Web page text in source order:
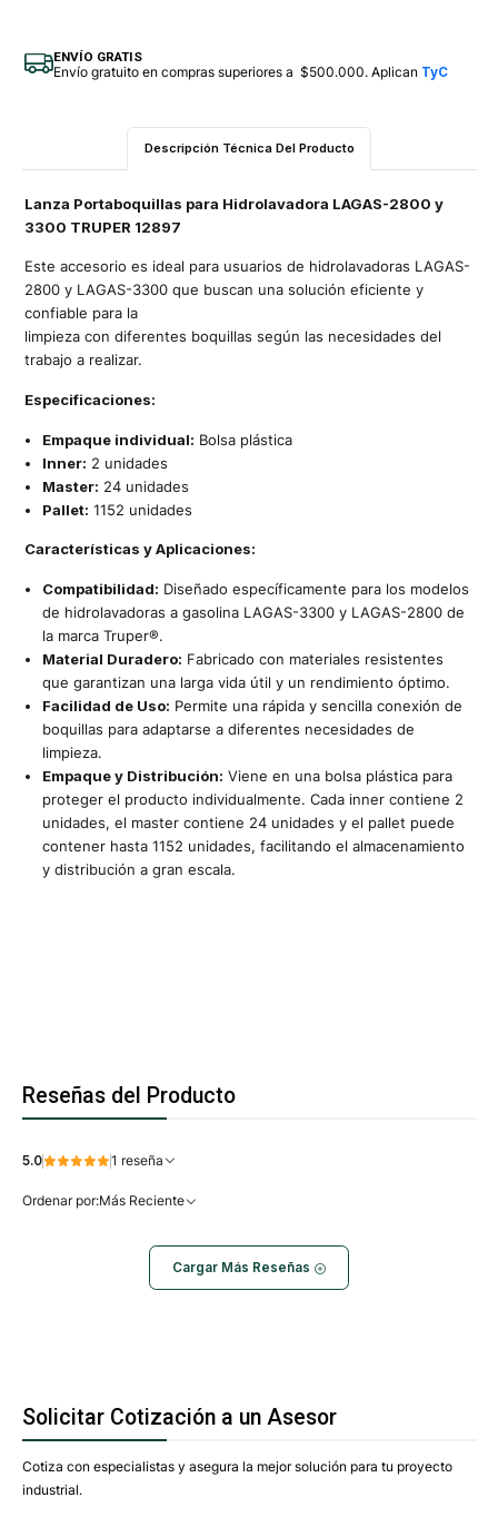
ENVÍO GRATIS
Envío gratuito en compras superiores a $500.000. Aplican TyC
Descripción Técnica Del Producto
Lanza Portaboquillas para Hidrolavadora LAGAS-2800 y
3300 TRUPER 12897
Este accesorio es ideal para usuarios de hidrolavadoras LAGAS-
2800 y LAGAS-3300 que buscan una solución eficiente y
confiable para la
limpieza con diferentes boquillas según las necesidades del
trabajo a realizar.
Especificaciones:
Empaque individual: Bolsa plástica
Inner: 2 unidades
Master: 24 unidades
Pallet: 1152 unidades
Características y Aplicaciones:
Compatibilidad: Diseñado específicamente para los modelos
de hidrolavadoras a gasolina LAGAS-3300 y LAGAS-2800 de
la marca Truper®.
Material Duradero: Fabricado con materiales resistentes
que garantizan una larga vida útil y un rendimiento óptimo.
Facilidad de Uso: Permite una rápida y sencilla conexión de
boquillas para adaptarse a diferentes necesidades de
limpieza.
Empaque y Distribución: Viene en una bolsa plástica para
proteger el producto individualmente. Cada inner contiene 2
unidades, el master contiene 24 unidades y el pallet puede
contener hasta 1152 unidades, facilitando el almacenamiento
y distribución a gran escala.
Reseñas del Producto
5.0 1 reseña
Ordenar por:Más Reciente
Cargar Más Reseñas
Solicitar Cotización a un Asesor
Cotiza con especialistas y asegura la mejor solución para tu proyecto
industrial.